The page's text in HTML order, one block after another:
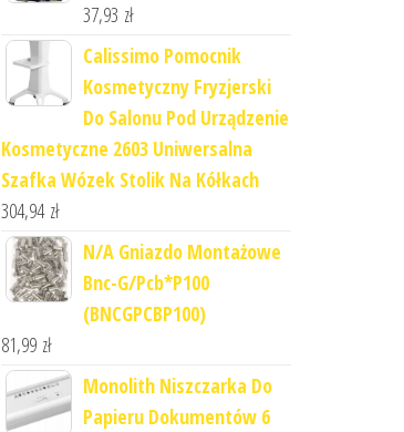
37,93 zł
Calissimo Pomocnik
Kosmetyczny Fryzjerski
Do Salonu Pod Urządzenie
Kosmetyczne 2603 Uniwersalna
Szafka Wózek Stolik Na Kółkach
304,94 zł
N/A Gniazdo Montażowe
Bnc-G/Pcb*P100
(BNCGPCBP100)
81,99 zł
Monolith Niszczarka Do
Papieru Dokumentów 6